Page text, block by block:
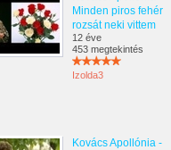
Minden piros fehér
rozsát neki vittem
12 éve
453 megtekintés
Izolda3
Kovács Apollónia -